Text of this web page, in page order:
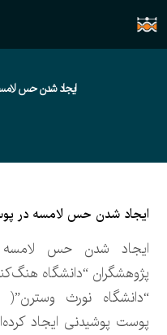
ایجاد شدن حس
ایجاد شدن حس لامسه در
ایجاد شدن حس
پوست پوشیدنی ایجاد